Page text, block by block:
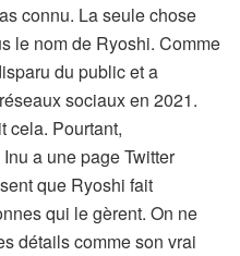
connu. La seule chose
le nom de Ryoshi. Comme
du public et a
sociaux en 2021.
cela. Pourtant,
a une page Twitter
que Ryoshi fait
qui le gèrent. On ne
détails comme son vrai